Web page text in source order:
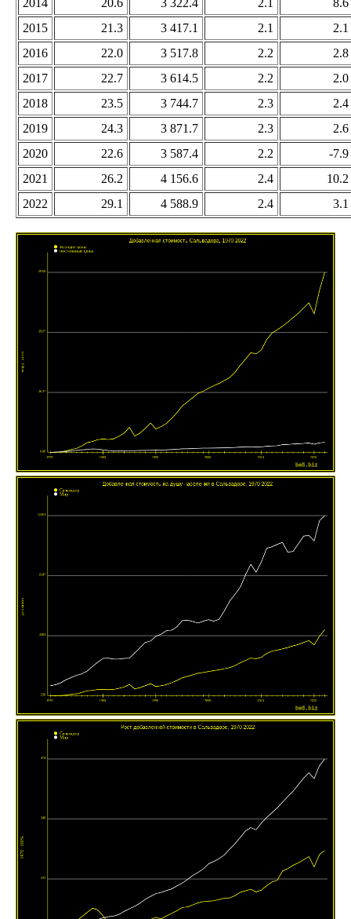
2014
20.6 3 322.4 2.1
8.6
2015
21.3 3 417.1 2.1
2.1
2016
22.0 3 517.8 2.2
2.8
2017
22.7 3 614.5 2.2
2.0
2018
23.5 3 744.7 2.3
2.4
2019
24.3 3 871.7 2.3
2.6
2020
22.6 3 587.4 2.2
-7.9
2021
26.2 4 156.6 2.4
10.2
2022
29.1 4 588.9 2.4 3.1